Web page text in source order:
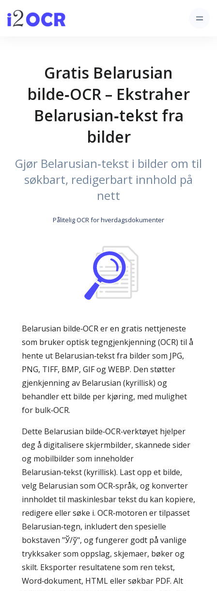
Gratis Belarusian
bilde‑OCR – Ekstraher
Belarusian‑tekst fra
bilder
Gjør Belarusian‑tekst i bilder om til
søkbart, redigerbart innhold på
nett
Pålitelig OCR for hverdagsdokumenter
Belarusian bilde‑OCR er en gratis nettjeneste
som bruker optisk tegngjenkjenning (OCR) til å
hente ut Belarusian‑tekst fra bilder som JPG,
PNG, TIFF, BMP, GIF og WEBP. Den støtter
gjenkjenning av Belarusian (kyrillisk) og
behandler ett bilde per kjøring, med mulighet
for bulk‑OCR.
Dette Belarusian bilde‑OCR‑verktøyet hjelper
deg å digitalisere skjermbilder, skannede sider
og mobilbilder som inneholder
Belarusian‑tekst (kyrillisk). Last opp et bilde,
velg Belarusian som OCR‑språk, og konverter
innholdet til maskinlesbar tekst du kan kopiere,
redigere eller søke i. OCR‑motoren er tilpasset
Belarusian‑tegn, inkludert den spesielle
bokstaven "Ў/ў", og fungerer godt på vanlige
trykksaker som oppslag, skjemaer, bøker og
skilt. Eksporter resultatene som ren tekst,
Word‑dokument, HTML eller søkbar PDF. Alt